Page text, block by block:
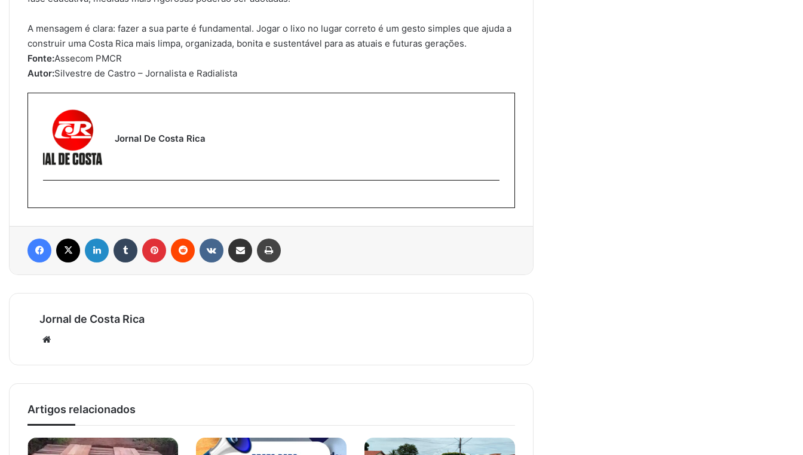
A mensagem é clara: fazer a sua parte é fundamental. Jogar o lixo no lugar correto é um gesto simples que ajuda a
construir uma Costa Rica mais limpa, organizada, bonita e sustentável para as atuais e futuras gerações.
Fonte:Assecom PMCR
Autor:Silvestre de Castro – Jornalista e Radialista
Jornal De Costa Rica
Facebook Linkedin Tumblr Pinterest Reddit Compartilhar via e-mail
Jornal de Costa Rica
Artigos relacionados